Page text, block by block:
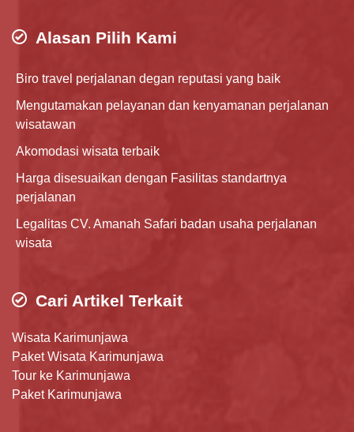
Alasan Pilih Kami
Biro travel perjalanan degan reputasi yang baik
Mengutamakan pelayanan dan kenyamanan perjalanan
wisatawan
Akomodasi wisata terbaik
Harga disesuaikan dengan Fasilitas standartnya
perjalanan
Legalitas CV. Amanah Safari badan usaha perjalanan
wisata
Cari Artikel Terkait
Wisata Karimunjawa
Paket Wisata Karimunjawa
Tour ke Karimunjawa
Paket Karimunjawa